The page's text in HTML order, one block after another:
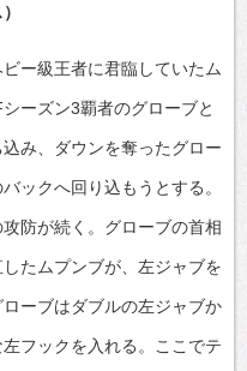
ー級王者に君臨していたム
ーズン3覇者のグローブと
み、ダウンを奪ったグロー
ックへ回り込もうとする。
防が続く。グローブの首相
たムプンブが、左ジャブを
ーブはダブルの左ジャブか
フックを入れる。ここでテ